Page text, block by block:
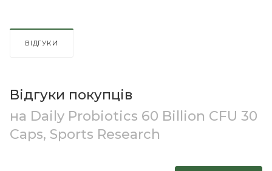
ВІДГУКИ
Відгуки покупців
на Daily Probiotics 60 Billion CFU 30
Caps, Sports Research